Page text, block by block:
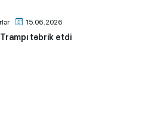
15.06.2026
Trampı təbrik etdi